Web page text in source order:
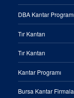
DBA Kantar
Tır Kantarı
Tır Kantarı
Kantar Programı
Bursa Kantar